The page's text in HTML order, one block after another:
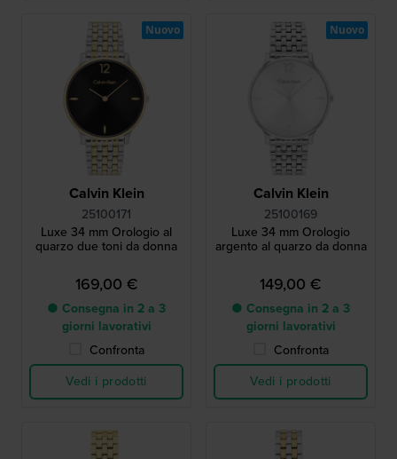
Calvin Klein
25100171
Luxe 34 mm Orologio al
quarzo due toni da donna
169,00 €
● Consegna in 2 a 3
giorni lavorativi
Confronta
Vedi i prodotti
Nuovo
Calvin Klein
25100169
Luxe 34 mm Orologio
argento al quarzo da donna
149,00 €
● Consegna in 2 a 3
giorni lavorativi
Confronta
Vedi i prodotti
Nuovo